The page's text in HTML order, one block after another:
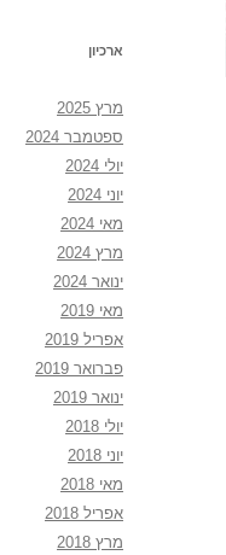
ארכיון
מרץ 2025
ספטמבר 2024
יולי 2024
יוני 2024
מאי 2024
מרץ 2024
ינואר 2024
מאי 2019
אפריל 2019
פברואר 2019
ינואר 2019
יולי 2018
יוני 2018
מאי 2018
אפריל 2018
מרץ 2018